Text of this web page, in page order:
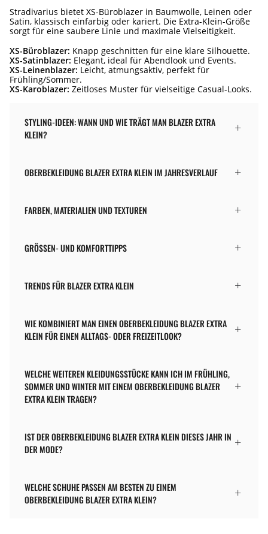
Stradivarius bietet XS-Büroblazer in Baumwolle, Leinen oder
Satin, klassisch einfarbig oder kariert. Die Extra-Klein-Größe
sorgt für eine saubere Linie und maximale Vielseitigkeit.
XS-Büroblazer: Knapp geschnitten für eine klare Silhouette.
XS-Satinblazer: Elegant, ideal für Abendlook und Events.
XS-Leinenblazer: Leicht, atmungsaktiv, perfekt für
Frühling/Sommer.
XS-Karoblazer: Zeitloses Muster für vielseitige Casual-Looks.
STYLING-IDEEN: WANN UND WIE TRÄGT MAN BLAZER EXTRA
KLEIN?
OBERBEKLEIDUNG BLAZER EXTRA KLEIN IM JAHRESVERLAUF
FARBEN, MATERIALIEN UND TEXTUREN
GRÖSSEN- UND KOMFORTTIPPS
TRENDS FÜR BLAZER EXTRA KLEIN
WIE KOMBINIERT MAN EINEN OBERBEKLEIDUNG BLAZER EXTRA
KLEIN FÜR EINEN ALLTAGS- ODER FREIZEITLOOK?
WELCHE WEITEREN KLEIDUNGSSTÜCKE KANN ICH IM FRÜHLING,
SOMMER UND WINTER MIT EINEM OBERBEKLEIDUNG BLAZER
EXTRA KLEIN TRAGEN?
IST DER OBERBEKLEIDUNG BLAZER EXTRA KLEIN DIESES JAHR IN
DER MODE?
WELCHE SCHUHE PASSEN AM BESTEN ZU EINEM
OBERBEKLEIDUNG BLAZER EXTRA KLEIN?